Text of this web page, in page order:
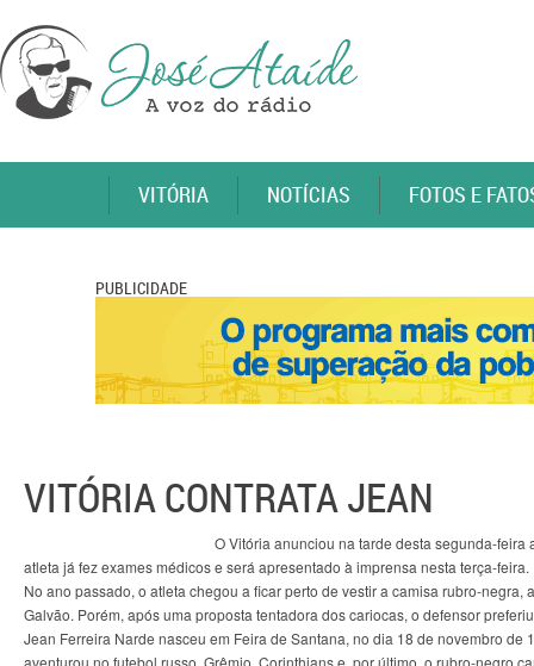
VITÓRIA NOTÍCIAS FOTOS E
PUBLICIDADE
VITÓRIA CONTRATA JEAN
O Vitória anunciou na tarde desta segunda-
atleta já fez exames médicos e será apresentado à imprensa nesta terça-feira.
No ano passado, o atleta chegou a ficar perto de vestir a camisa rubro-
Galvão. Porém, após uma proposta tentadora dos cariocas, o defensor
Jean Ferreira Narde nasceu em Feira de Santana, no dia 18 de novembro
aventurou no futebol russo, Grêmio, Corinthians e, por último, o rubro-negro